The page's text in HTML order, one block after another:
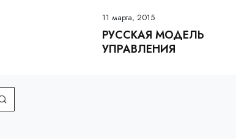
11 марта, 2015
РУССКАЯ МОДЕЛЬ
УПРАВЛЕНИЯ